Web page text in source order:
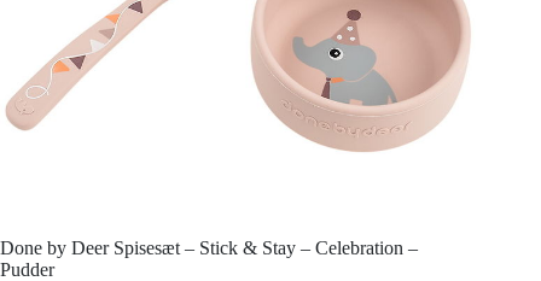
Done by Deer Spisesæt – Stick & Stay – Celebration –
Pudder